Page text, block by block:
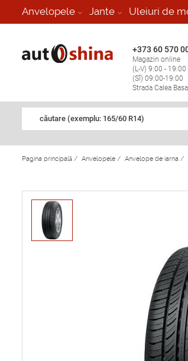
Anvelopele Jante Uleiuri de
+373 60 570
Magazin online
(L-V) 9:00 - 19:00
(Sî) 09:00-19:00
Strada Calea
căutare (exemplu: 165/60 R14)
Pagina principală / Anvelopele / Anvelope de iarna /